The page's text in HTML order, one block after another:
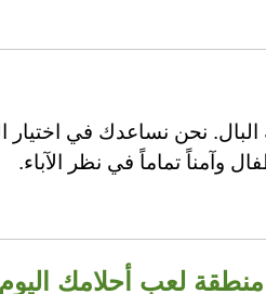
نحن نساعدك في اختيار
وآمناً تماماً في نظر الآباء.
منطقة لعب أحلامك اليوم